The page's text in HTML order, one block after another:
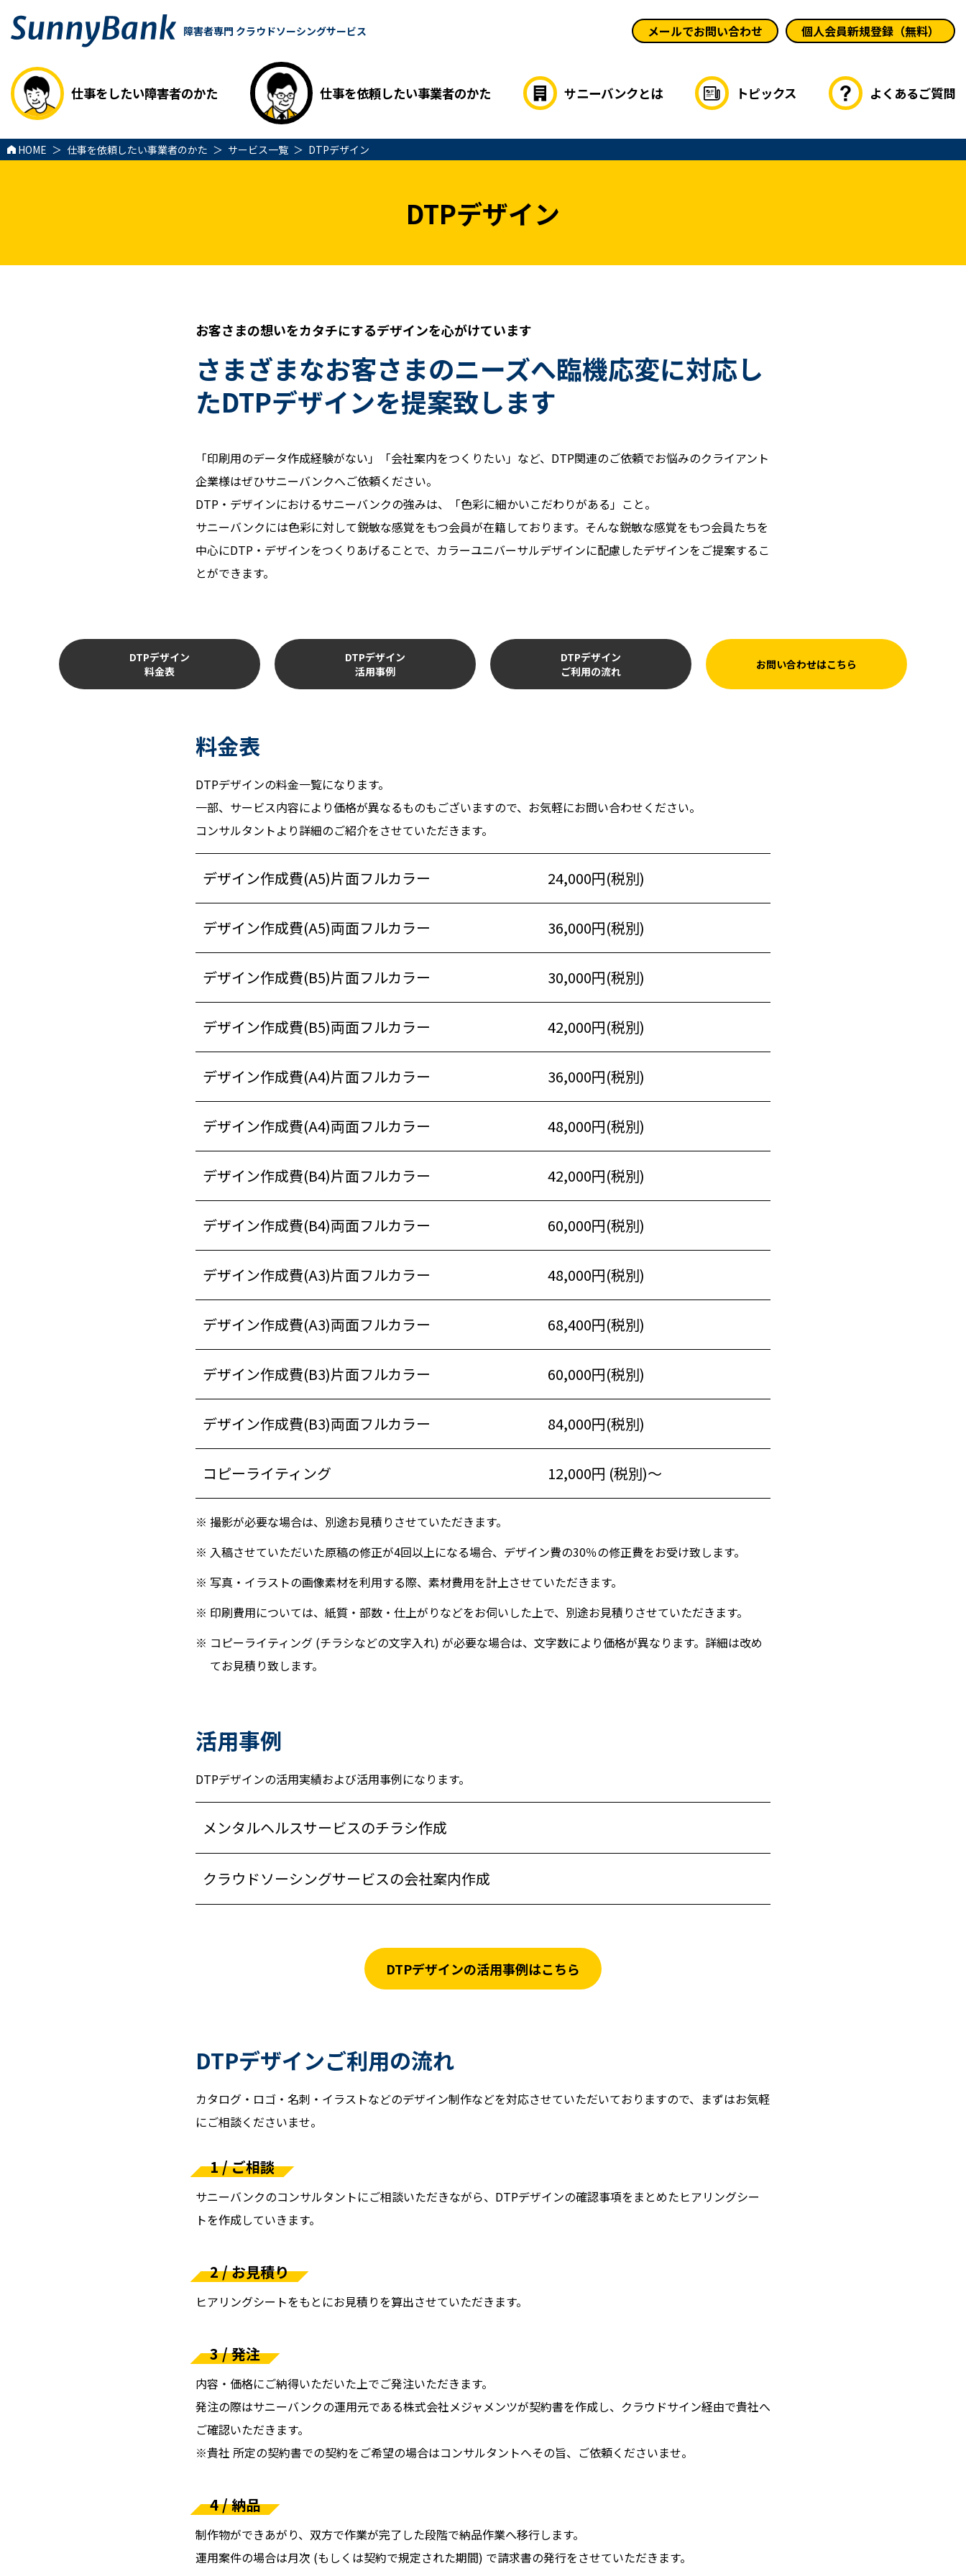
障害者専門 クラウドソーシングサービス メールでお問い合わせ 個人会員新規登録（無料）
仕事をしたい障害者のかた 仕事を依頼したい事業者のかた サニーバンクとは トピックス よくあるご質問
HOME 仕事を依頼したい事業者のかた サービス一覧 DTPデザイン
DTPデザイン
お客さまの想いをカタチにするデザインを心がけています
さまざまなお客さまのニーズへ臨機応変に対応し
たDTPデザインを提案致します
「印刷用のデータ作成経験がない」「会社案内をつくりたい」など、DTP関連のご依頼でお悩みのクライアント
企業様はぜひサニーバンクへご依頼ください。
DTP・デザインにおけるサニーバンクの強みは、「色彩に細かいこだわりがある」こと。
サニーバンクには色彩に対して鋭敏な感覚をもつ会員が在籍しております。そんな鋭敏な感覚をもつ会員たちを
中心にDTP・デザインをつくりあげることで、カラーユニバーサルデザインに配慮したデザインをご提案するこ
とができます。
DTPデザイン
料金表
DTPデザイン
活用事例
DTPデザイン
ご利用の流れ
お問い合わせはこちら
料金表
DTPデザインの料金一覧になります。
一部、サービス内容により価格が異なるものもございますので、お気軽にお問い合わせください。
コンサルタントより詳細のご紹介をさせていただきます。
デザイン作成費(A5)片面フルカラー 24,000円(税別)
デザイン作成費(A5)両面フルカラー 36,000円(税別)
デザイン作成費(B5)片面フルカラー 30,000円(税別)
デザイン作成費(B5)両面フルカラー 42,000円(税別)
デザイン作成費(A4)片面フルカラー 36,000円(税別)
デザイン作成費(A4)両面フルカラー 48,000円(税別)
デザイン作成費(B4)片面フルカラー 42,000円(税別)
デザイン作成費(B4)両面フルカラー 60,000円(税別)
デザイン作成費(A3)片面フルカラー 48,000円(税別)
デザイン作成費(A3)両面フルカラー 68,400円(税別)
デザイン作成費(B3)片面フルカラー 60,000円(税別)
デザイン作成費(B3)両面フルカラー 84,000円(税別)
コピーライティング 12,000円 (税別)～
撮影が必要な場合は、別途お見積りさせていただきます。
入稿させていただいた原稿の修正が4回以上になる場合、デザイン費の30％の修正費をお受け致します。
写真・イラストの画像素材を利用する際、素材費用を計上させていただきます。
印刷費用については、紙質・部数・仕上がりなどをお伺いした上で、別途お見積りさせていただきます。
コピーライティング (チラシなどの文字入れ) が必要な場合は、文字数により価格が異なります。詳細は改め
てお見積り致します。
活用事例
DTPデザインの活用実績および活用事例になります。
メンタルヘルスサービスのチラシ作成
クラウドソーシングサービスの会社案内作成
DTPデザインの活用事例はこちら
DTPデザインご利用の流れ
カタログ・ロゴ・名刺・イラストなどのデザイン制作などを対応させていただいておりますので、まずはお気軽
にご相談くださいませ。
1 / ご相談
サニーバンクのコンサルタントにご相談いただきながら、DTPデザインの確認事項をまとめたヒアリングシー
トを作成していきます。
2 / お見積り
ヒアリングシートをもとにお見積りを算出させていただきます。
3 / 発注
内容・価格にご納得いただいた上でご発注いただきます。
発注の際はサニーバンクの運用元である株式会社メジャメンツが契約書を作成し、クラウドサイン経由で貴社へ
ご確認いただきます。
※貴社 所定の契約書での契約をご希望の場合はコンサルタントへその旨、ご依頼くださいませ。
4 / 納品
制作物ができあがり、双方で作業が完了した段階で納品作業へ移行します。
運用案件の場合は月次 (もしくは契約で規定された期間) で請求書の発行をさせていただきます。